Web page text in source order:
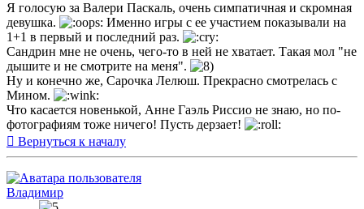
Я голосую за Валери Паскаль, очень симпатичная и скромная
девушка.
Именно игры с ее участием показывали на
1+1 в первый и последний раз.
Сандрин мне не очень, чего-то в ней не хватает. Такая мол "не
дышите и не смотрите на меня".
Ну и конечно же, Сарочка Лелюш. Прекрасно смотрелась с
Мином.
Что касается новенькой, Анне Гаэль Риссио не знаю, но по-
фотографиям тоже ничего! Пусть дерзает!
Вернуться к началу
Владимир